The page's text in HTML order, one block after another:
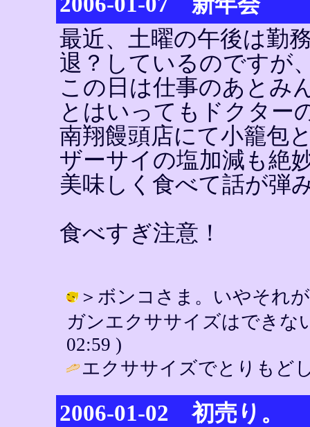
最近、土曜の午後は勤
退？しているのですが
この日は仕事のあとみ
とはいってもドクター
南翔饅頭店にて小籠包
ザーサイの塩加減も絶
美味しく食べて話が弾
食べすぎ注意！
＞ボンコさま。いやそれ
ガンエクササイズはできな
02:59 )
エクササイズでとりもど
2006-01-02 初売り。